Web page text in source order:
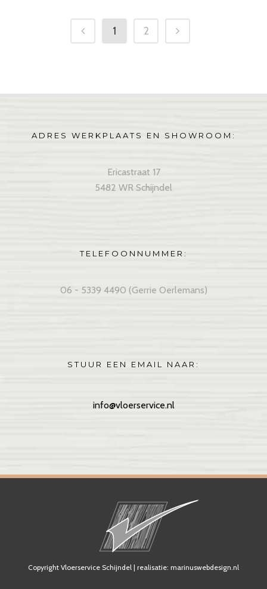
1 2
ADRES WERKPLAATS EN SHOWROOM:
Ericastraat 17
5482 WR Schijndel
TELEFOONNUMMER:
06 - 5339 4490 (Gerrie Oerlemans)
STUUR EEN EMAIL NAAR:
info@vloerservice.nl
Copyright Vloerservice Schijndel | realisatie: marinuswebdesign.nl